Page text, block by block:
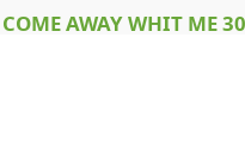
AWAY WHIT ME